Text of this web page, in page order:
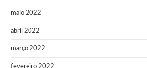
maio 2022
abril 2022
março 2022
fevereiro 2022